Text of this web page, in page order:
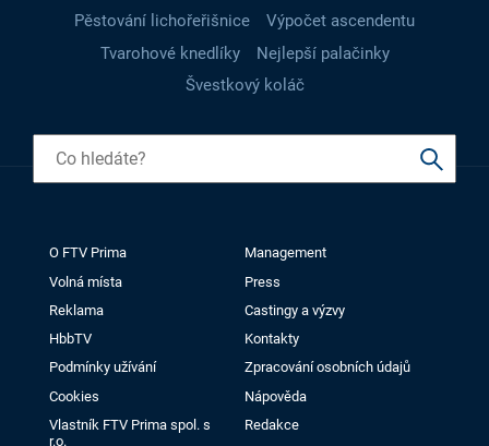
Pěstování lichořeřišnice
Výpočet ascendentu
Tvarohové knedlíky
Nejlepší palačinky
Švestkový koláč
O FTV Prima
Management
Volná místa
Press
Reklama
Castingy a výzvy
HbbTV
Kontakty
Podmínky užívání
Zpracování osobních údajů
Cookies
Nápověda
Vlastník FTV Prima spol. s
r.o.
Redakce